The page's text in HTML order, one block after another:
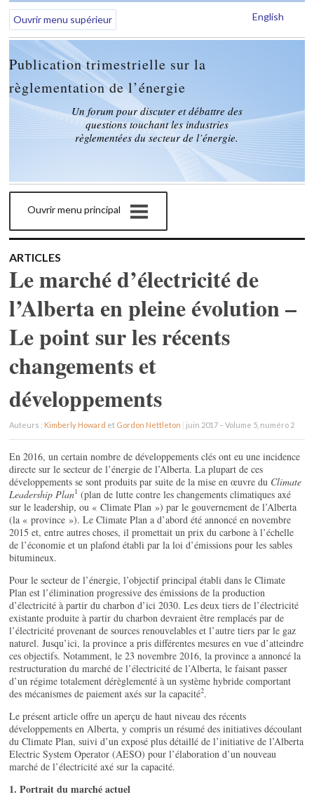
English
Ouvrir menu supérieur
Publication trimestrielle sur la
règlementation de l’énergie
Un forum pour discuter et débattre des
questions touchant les industries
règlementées du secteur de l’énergie.
Ouvrir menu principal
ARTICLES
Le marché d’électricité de
l’Alberta en pleine évolution –
Le point sur les récents
changements et
développements
Auteurs : Kimberly Howard et Gordon Nettleton | juin 2017 – Volume 5, numéro 2
En 2016, un certain nombre de développements clés ont eu une incidence
directe sur le secteur de l’énergie de l’Alberta. La plupart de ces
développements se sont produits par suite de la mise en œuvre du Climate
Leadership Plan1 (plan de lutte contre les changements climatiques axé
sur le leadership, ou « Climate Plan ») par le gouvernement de l’Alberta
(la « province »). Le Climate Plan a d’abord été annoncé en novembre
2015 et, entre autres choses, il promettait un prix du carbone à l’échelle
de l’économie et un plafond établi par la loi d’émissions pour les sables
bitumineux.
Pour le secteur de l’énergie, l’objectif principal établi dans le Climate
Plan est l’élimination progressive des émissions de la production
d’électricité à partir du charbon d’ici 2030. Les deux tiers de l’électricité
existante produite à partir du charbon devraient être remplacés par de
l’électricité provenant de sources renouvelables et l’autre tiers par le gaz
naturel. Jusqu’ici, la province a pris différentes mesures en vue d’atteindre
ces objectifs. Notamment, le 23 novembre 2016, la province a annoncé la
restructuration du marché de l’électricité de l’Alberta, le faisant passer
d’un régime totalement dérèglementé à un système hybride comportant
des mécanismes de paiement axés sur la capacité2.
Le présent article offre un aperçu de haut niveau des récents
développements en Alberta, y compris un résumé des initiatives découlant
du Climate Plan, suivi d’un exposé plus détaillé de l’initiative de l’Alberta
Electric System Operator (AESO) pour l’élaboration d’un nouveau
marché de l’électricité axé sur la capacité.
1. Portrait du marché actuel